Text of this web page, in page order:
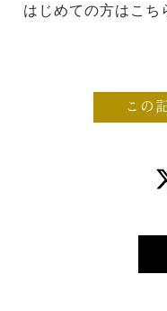
はじめての方はこち
この